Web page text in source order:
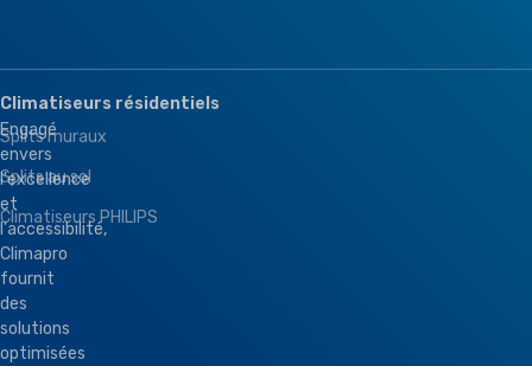
Engagé
envers
l'excellence
et
l'accessibilité,
Climapro
fournit
des
solutions
optimisées
Climatiseurs résidentiels
Splits muraux
Splits au sol
Climatiseurs PHILIPS